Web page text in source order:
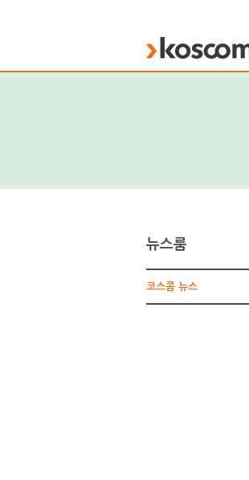
KOSCOM
뉴스룸
코스콤 뉴스